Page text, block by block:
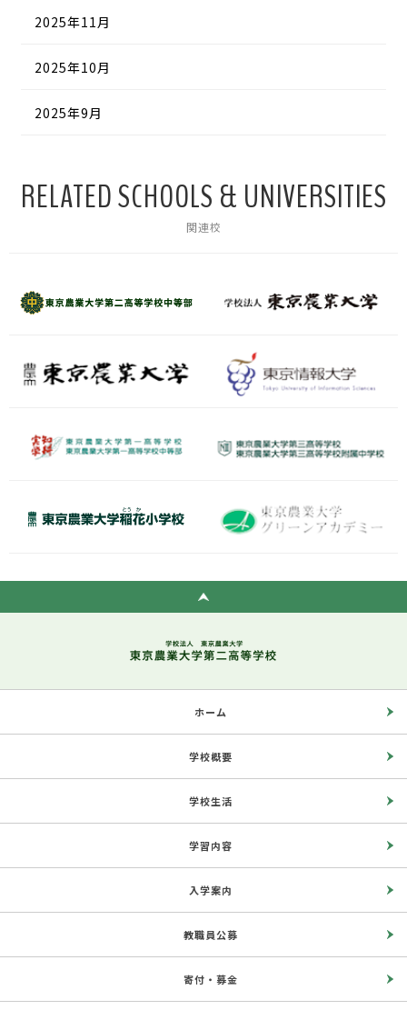
2025年11月
2025年10月
2025年9月
RELATED SCHOOLS & UNIVERSITIES
関連校
ホーム
学校概要
学校生活
学習内容
入学案内
教職員公募
寄付・募金